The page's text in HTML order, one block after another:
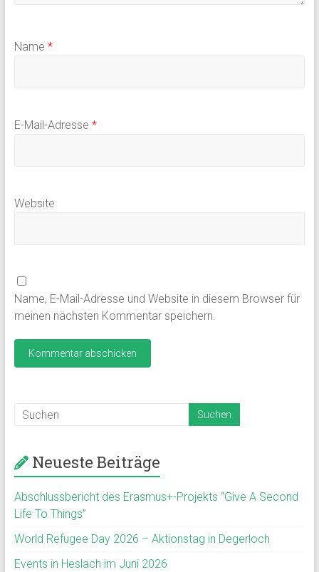
Name *
E-Mail-Adresse *
Website
Name, E-Mail-Adresse und Website in diesem Browser für
meinen nächsten Kommentar speichern.
Neueste Beiträge
Abschlussbericht des Erasmus+-Projekts “Give A Second
Life To Things”
World Refugee Day 2026 – Aktionstag in Degerloch
Events in Heslach im Juni 2026